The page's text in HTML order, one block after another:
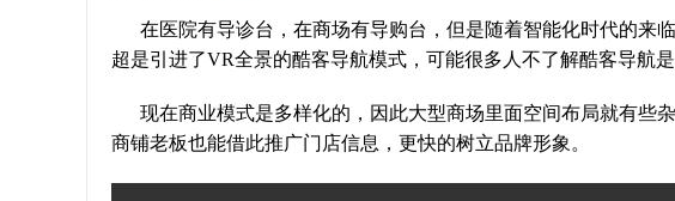
在医院有导诊台，在商场有导购台，但是随着智能化时代的来
超是引进了VR全景的酷客导航模式，可能很多人不了解酷客导航
现在商业模式是多样化的，因此大型商场里面空间布局就有些
商铺老板也能借此推广门店信息，更快的树立品牌形象。